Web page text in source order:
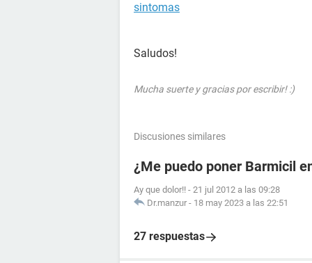
sintomas
Saludos!
Mucha suerte y gracias por escribir! :)
Discusiones similares
¿Me puedo poner Barmicil
Ay que dolor!! - 21 jul 2012 a las 09:28
Dr.manzur - 18 may 2023 a las 22:51
27 respuestas